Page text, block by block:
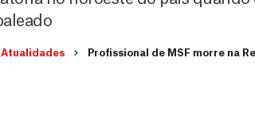
Atualidades Profissional de MSF morre na